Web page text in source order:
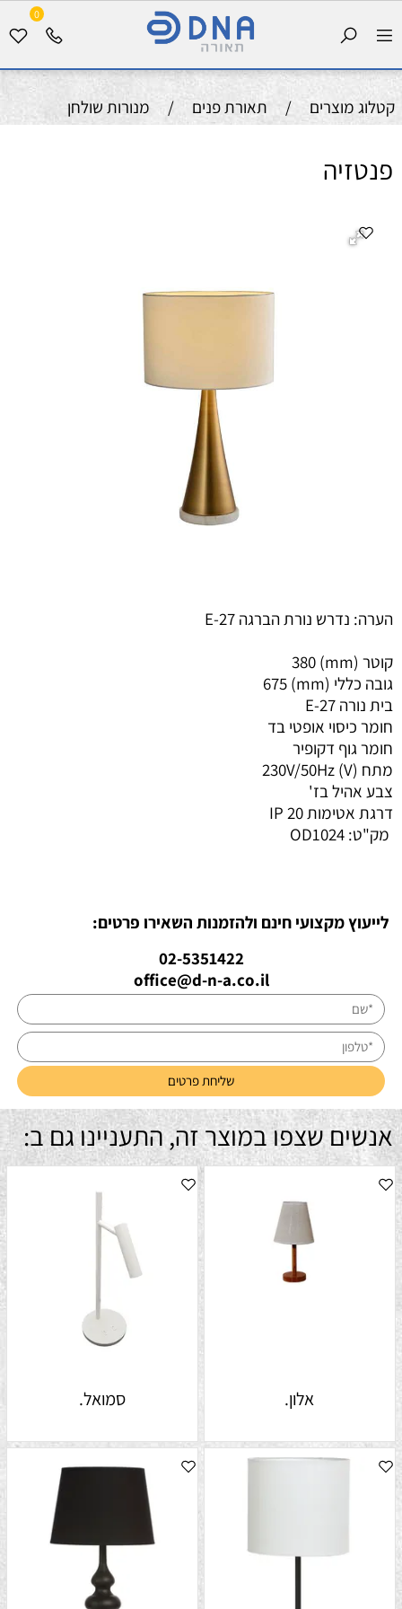
0
קטלוג מוצרים / תאורת פנים / מנורות שולחן
פנטזיה
הערה: נדרש נורת הברגה E-27
קוטר (mm) 380
גובה כללי (mm) 675
בית נורה E-27
חומר כיסוי אופטי בד
חומר גוף דקופיר
מתח (V) 230V/50Hz
צבע אהיל בז'
דרגת אטימות IP 20
מק"ט: OD1024
לייעוץ מקצועי חינם ולהזמנות השאירו פרטים:
02-5351422
office@d-n-a.co.il
אנשים שצפו במוצר זה, התעניינו גם ב:
אלון. סמואל.